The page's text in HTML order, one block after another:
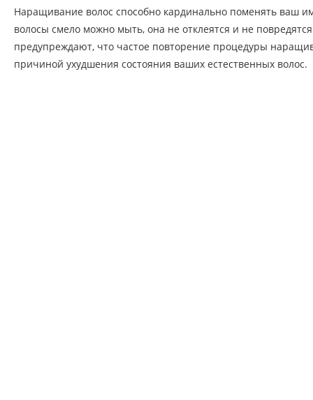
Наращивание волос способно кардинально поменять ваш
волосы смело можно мыть, она не отклеятся и не
предупреждают, что частое повторение процедуры
причиной ухудшения состояния ваших естественных волос.